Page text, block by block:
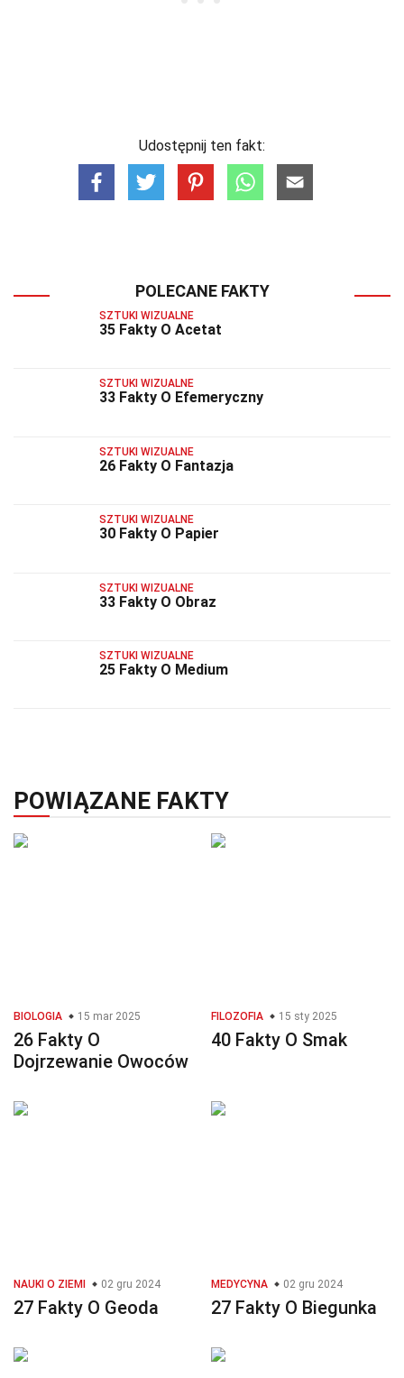
Udostępnij ten fakt:
POLECANE FAKTY
SZTUKI WIZUALNE
35 Fakty O Acetat
SZTUKI WIZUALNE
33 Fakty O Efemeryczny
SZTUKI WIZUALNE
26 Fakty O Fantazja
SZTUKI WIZUALNE
30 Fakty O Papier
SZTUKI WIZUALNE
33 Fakty O Obraz
SZTUKI WIZUALNE
25 Fakty O Medium
POWIĄZANE FAKTY
BIOLOGIA 15 mar 2025
26 Fakty O
Dojrzewanie Owoców
FILOZOFIA 15 sty 2025
40 Fakty O Smak
NAUKI O ZIEMI 02 gru 2024
27 Fakty O Geoda
MEDYCYNA 02 gru 2024
27 Fakty O Biegunka